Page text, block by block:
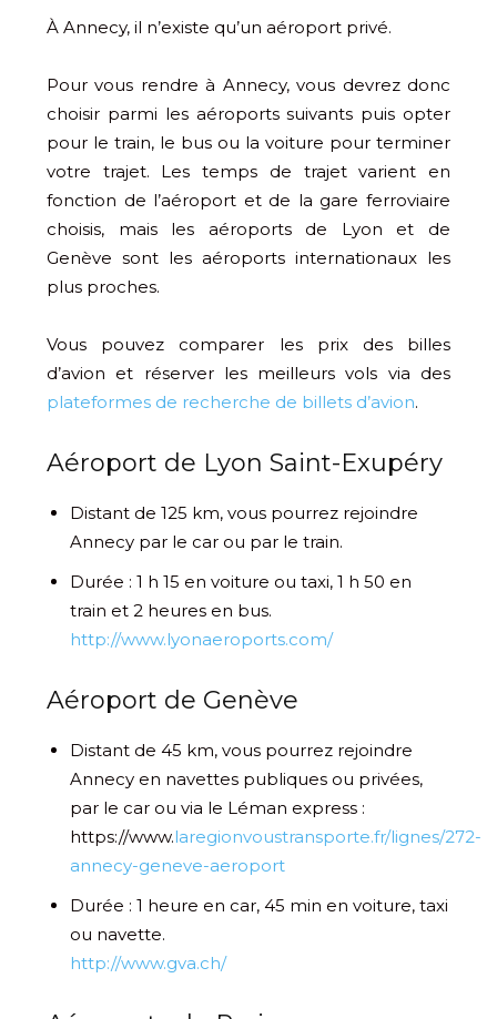
À Annecy, il n’existe qu’un aéroport privé.
Pour vous rendre à Annecy, vous devrez donc
choisir parmi les aéroports suivants puis opter
pour le train, le bus ou la voiture pour terminer
votre trajet. Les temps de trajet varient en
fonction de l’aéroport et de la gare ferroviaire
choisis, mais les aéroports de Lyon et de
Genève sont les aéroports internationaux les
plus proches.
Vous pouvez comparer les prix des billes
d’avion et réserver les meilleurs vols via des
plateformes de recherche de billets d’avion.
Aéroport de Lyon Saint-Exupéry
Distant de 125 km, vous pourrez rejoindre
Annecy par le car ou par le train.
Durée : 1 h 15 en voiture ou taxi, 1 h 50 en
train et 2 heures en bus.
http://www.lyonaeroports.com/
Aéroport de Genève
Distant de 45 km, vous pourrez rejoindre
Annecy en navettes publiques ou privées,
par le car ou via le Léman express :
https://www.laregionvoustransporte.fr/lignes/272-
annecy-geneve-aeroport
Durée : 1 heure en car, 45 min en voiture, taxi
ou navette.
http://www.gva.ch/